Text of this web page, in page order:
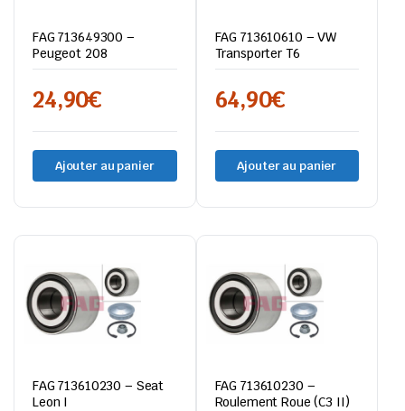
FAG 713649300 –
Peugeot 208
24,90€
Ajouter au panier
FAG 713610610 – VW
Transporter T6
64,90€
Ajouter au panier
FAG 713610230 – Seat
Leon I
FAG 713610230 –
Roulement Roue (C3 II)